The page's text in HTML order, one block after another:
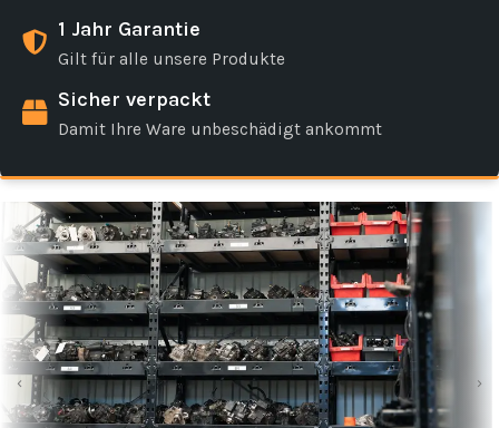
1 Jahr Garantie
Gilt für alle unsere Produkte
Sicher verpackt
Damit Ihre Ware unbeschädigt ankommt
‹ ›